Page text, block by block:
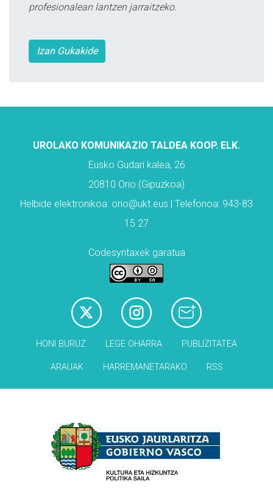
profesionalean lantzen jarraitzeko.
Izan Gukakide
UROLAKO KOMUNIKAZIO TALDEA KOOP. ELK.
Eusko Gudari kalea, 26
20810 Orio (Gipuzkoa)
Helbide elektronikoa: orio@ukt.eus | Telefonoa: 943-83
15 27
Codesyntaxek garatua
HONI BURUZ LEGE OHARRA PUBLIZITATEA
ARAUAK HARREMANETARAKO RSS